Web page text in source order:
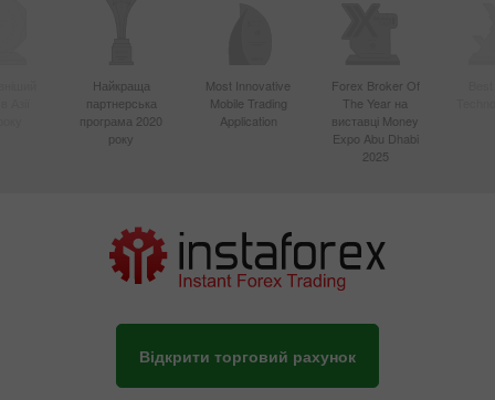
Найкраща
партнерська
програма 2020
року
Most Innovative
Mobile Trading
Application
Forex Broker Of
The Year на
виставці Money
Expo Abu Dhabi
2025
Відкрити торговий рахунок